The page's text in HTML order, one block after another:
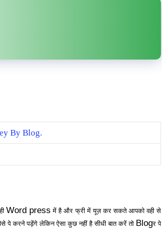
Word press में है और फ्री में यूज़ कर सकते आपको वही से
करने पड़ेंगे लेकिन ऐसा कुछ नहीं है सीधी बात करें तो Blogर पे